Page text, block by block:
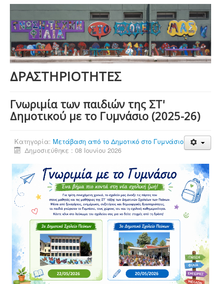
ΔΡΑΣΤΗΡΙΟΤΗΤΕΣ
Γνωριμία των παιδιών της ΣΤ'
Δημοτικού με το Γυμνάσιο (2025-26)
Κατηγορία: Μετάβαση από το Δημοτικό στο Γυμνάσιο
Δημοσιεύθηκε : 08 Ιουνίου 2026